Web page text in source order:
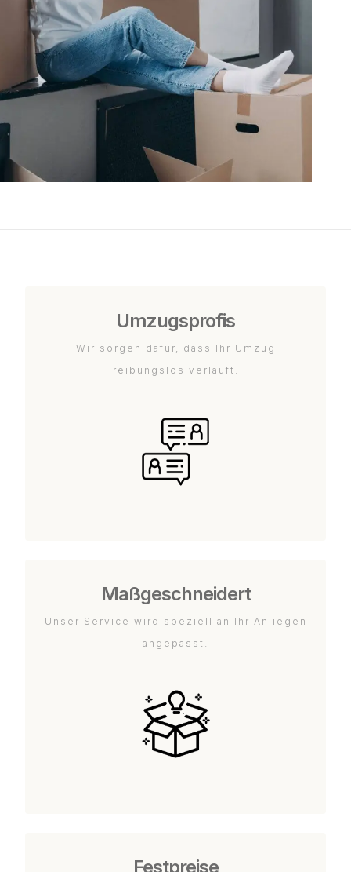
Umzugsprofis
Wir sorgen dafür, dass Ihr Umzug
reibungslos verläuft.
Maßgeschneidert
Unser Service wird speziell an Ihr Anliegen
angepasst.
Festpreise